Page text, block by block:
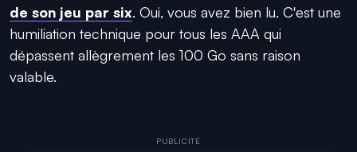
de son jeu par six. Oui, vous avez bien lu. C'est une
humiliation technique pour tous les AAA qui
dépassent allègrement les 100 Go sans raison
valable.